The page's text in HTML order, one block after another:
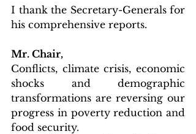
I thank the Secretary-Generals for
his comprehensive reports.
Mr. Chair,
Conflicts, climate crisis, economic
shocks and demographic
transformations are reversing our
progress in poverty reduction and
food security.